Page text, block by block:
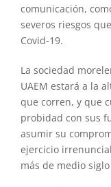
comunicación,
severos riesgos
Covid-19.
La sociedad
UAEM estará a la
que corren, y que
probidad con sus
asumir su
ejercicio
más de medio